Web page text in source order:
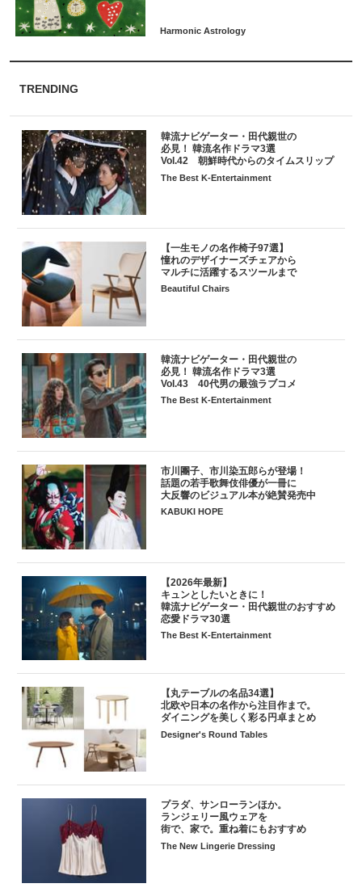
TRENDING
韓流ナビゲーター・田代親世の
必見！ 韓流名作ドラマ3選
Vol.42 朝鮮時代からのタイムスリップ
The Best K-Entertainment
【一生モノの名作椅子97選】
憧れのデザイナーズチェアから
マルチに活躍するスツールまで
Beautiful Chairs
韓流ナビゲーター・田代親世の
必見！ 韓流名作ドラマ3選
Vol.43 40代男の最強ラブコメ
The Best K-Entertainment
市川團子、市川染五郎らが登場！
話題の若手歌舞伎俳優が一冊に
大反響のビジュアル本が絶賛発売中
KABUKI HOPE
【2026年最新】
キュンとしたいときに！
韓流ナビゲーター・田代親世のおすすめ
恋愛ドラマ30選
The Best K-Entertainment
【丸テーブルの名品34選】
北欧や日本の名作から注目作まで。
ダイニングを美しく彩る円卓まとめ
Designer's Round Tables
プラダ、サンローランほか。
ランジェリー風ウェアを
街で、家で。重ね着にもおすすめ
The New Lingerie Dressing